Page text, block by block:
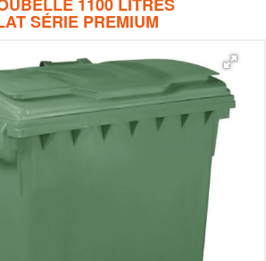
1100 LITRES
SÉRIE PREMIUM